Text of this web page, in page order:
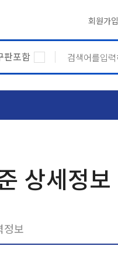
회원가입
판포함
상세정보
정보